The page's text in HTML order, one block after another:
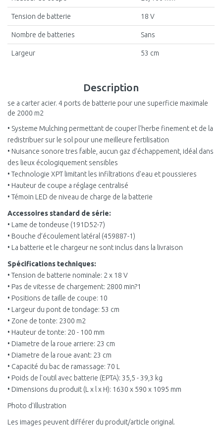
Description
se a carter acier. 4 ports de batterie pour une superficie maximale
de 2000 m2
• Systeme Mulching permettant de couper l'herbe finement et de la
redistribuer sur le sol pour une meilleure fertilisation
• Nuisance sonore tres faible, aucun gaz d'échappement, idéal dans
des lieux écologiquement sensibles
• Technologie XPT limitant les infiltrations d'eau et poussieres
• Hauteur de coupe a réglage centralisé
• Témoin LED de niveau de charge de la batterie
Accessoires standard de série:
• Lame de tondeuse (191D52-7)
• Bouche d’écoulement latéral (459887-1)
• La batterie et le chargeur ne sont inclus dans la livraison
Spécifications techniques:
• Tension de batterie nominale: 2 x 18 V
• Pas de vitesse de chargement: 2800 min?1
• Positions de taille de coupe: 10
• Largeur du pont de tondage: 53 cm
• Zone de tonte: 2300 m2
• Hauteur de tonte: 20 - 100 mm
• Diametre de la roue arriere: 23 cm
• Diametre de la roue avant: 23 cm
• Capacité du bac de ramassage: 70 L
• Poids de l'outil avec batterie (EPTA): 35,5 - 39,3 kg
• Dimensions du produit (L x l x H): 1630 x 590 x 1095 mm
Photo d'illustration
Les images peuvent différer du produit/article original.
Tension de batterie 18 V
Nombre de batteries Sans
Largeur 53 cm